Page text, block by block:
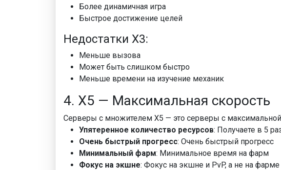
Более динамичная игра
Быстрое достижение целей
Недостатки X3:
Меньше вызова
Может быть слишком быстро
Меньше времени на изучение механик
4. X5 — Максимальная скорость
Серверы с множителем X5 — это серверы с
Упятеренное количество ресурсов: Получаете в 5
Очень быстрый прогресс: Очень быстрый прогресс
Минимальный фарм: Минимальное время на фарм
Фокус на экшне: Фокус на экшне и PvP, а не на фарме